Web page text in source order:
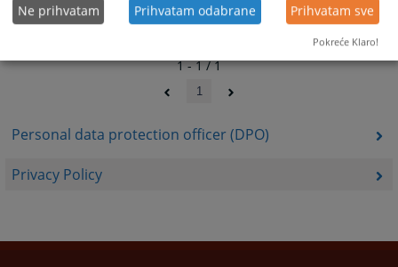
Personal data protection officer (DPO)
Privacy Policy
1 - 1 / 1
1
Ne prihvatam Prihvatam odabrane Prihvatam sve
Pokreće Klaro!